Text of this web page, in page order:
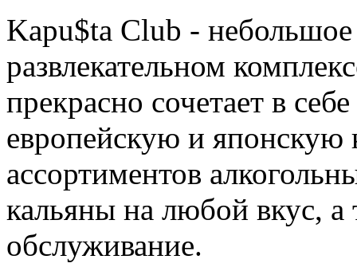
Kapu$ta Club - небольшое
развлекательном
прекрасно сочетает в
европейскую и
ассортиментов
кальяны на любой вкус, а
обслуживание.